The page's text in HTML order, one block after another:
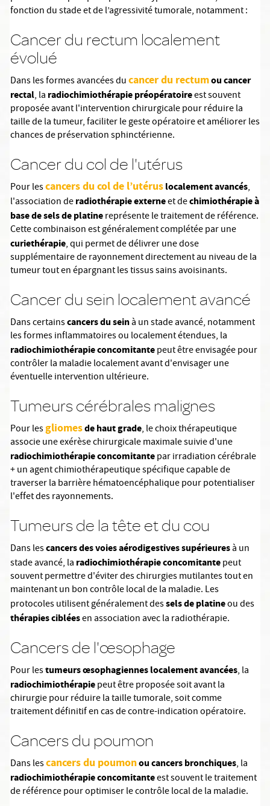
fonction du stade et de l’agressivité tumorale, notamment :
Cancer du rectum localement
évolué
Dans les formes avancées ducancer du rectumou cancer
rectal, la radiochimiothérapie préopératoireest souvent
proposée avant l'intervention chirurgicale pour réduire la
taille de la tumeur, faciliter le geste opératoire et améliorer les
chances de préservation sphinctérienne.
Cancer du col de l'utérus
Pour lescancers du col de l’utéruslocalement avancés,
l'association deradiothérapie externeet dechimiothérapie à
base de sels de platinereprésente le traitement de référence.
Cette combinaison est généralement complétée par une
curiethérapie, qui permet de délivrer une dose
supplémentaire de rayonnement directement au niveau de la
tumeur tout en épargnant les tissus sains avoisinants.
Cancer du sein localement avancé
Dans certainscancers du seinà un stade avancé, notamment
les formes inflammatoires ou localement étendues, la
radiochimiothérapie concomitantepeut être envisagée pour
contrôler la maladie localement avant d'envisager une
éventuelle intervention ultérieure.
Tumeurs cérébrales malignes
Pour lesgliomesde haut grade, le choix thérapeutique
associe une exérèse chirurgicale maximale suivie d'une
radiochimiothérapie concomitantepar irradiation cérébrale
+ un agent chimiothérapeutique spécifique capable de
traverser la barrière hématoencéphalique pour potentialiser
l'effet des rayonnements.
Tumeurs de la tête et du cou
Dans lescancers des voies aérodigestives supérieuresà un
stade avancé, la radiochimiothérapie concomitantepeut
souvent permettre d'éviter des chirurgies mutilantes tout en
maintenant un bon contrôle local de la maladie. Les
protocoles utilisent généralement dessels de platineou des
thérapies cibléesen association avec la radiothérapie.
Cancers de l'œsophage
Pour lestumeurs œsophagiennes localement avancées, la
radiochimiothérapiepeut être proposée soit avant la
chirurgie pour réduire la taille tumorale, soit comme
traitement définitif en cas de contre-indication opératoire.
Cancers du poumon
Dans lescancers du poumonou cancers bronchiques, la
radiochimiothérapie concomitanteest souvent le traitement
de référence pour optimiser le contrôle local de la maladie.